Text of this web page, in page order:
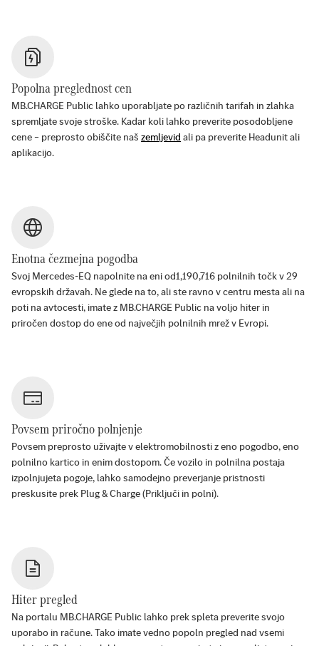
Popolna preglednost cen
MB.CHARGE Public lahko uporabljate po različnih tarifah in zlahka
spremljate svoje stroške. Kadar koli lahko preverite posodobljene
cene – preprosto obiščite naš zemljevid ali pa preverite Headunit ali
aplikacijo.
Enotna čezmejna pogodba
Svoj Mercedes-EQ napolnite na eni od1,190,716 polnilnih točk v29
evropskih državah. Ne glede na to, ali ste ravno v centru mesta ali na
poti na avtocesti, imate z MB.CHARGE Public na voljo hiter in
priročen dostop do ene od največjih polnilnih mrež v Evropi.
Povsem priročno polnjenje
Povsem preprosto uživajte v elektromobilnosti z eno pogodbo, eno
polnilno kartico in enim dostopom. Če vozilo in polnilna postaja
izpolnjujeta pogoje, lahko samodejno preverjanje pristnosti
preskusite prek Plug & Charge (Priključi in polni).
Hiter pregled
Na portalu MB.CHARGE Public lahko prek spleta preverite svojo
uporabo in račune. Tako imate vedno popoln pregled nad vsemi